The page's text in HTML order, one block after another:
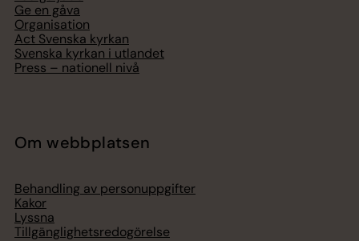
Ge en gåva
Organisation
Act Svenska kyrkan
Svenska kyrkan i utlandet
Press – nationell nivå
Om webbplatsen
Behandling av personuppgifter
Kakor
Lyssna
Tillgänglighetsredogörelse